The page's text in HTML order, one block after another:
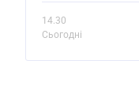
14.30
Сьогодні